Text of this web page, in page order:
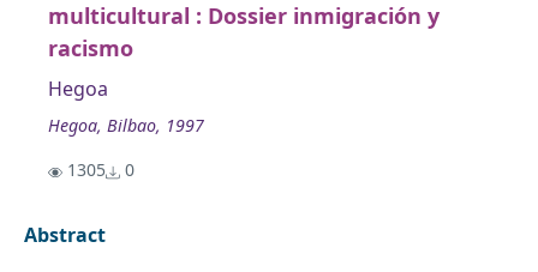
multicultural : Dossier inmigración y
racismo
Hegoa
Hegoa, Bilbao, 1997
1305
0
Abstract